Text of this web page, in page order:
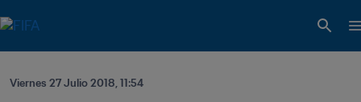
Viernes 27 Julio 2018, 11:54